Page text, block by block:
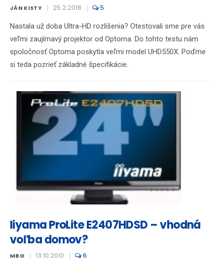
JÁN KISTY 25.2.2018 5
Nastala už doba Ultra-HD rozlíšenia? Otestovali sme pre vás
veľmi zaujímavý projektor od Optoma. Do tohto testu nám
spoločnosť Optoma poskytla veľmi model UHD550X. Poďme
si teda pozrieť základné špecifikácie.
Iiyama ProLite E2407HDSD – vhodná
voľba domov?
MBG 13.10.2010 6